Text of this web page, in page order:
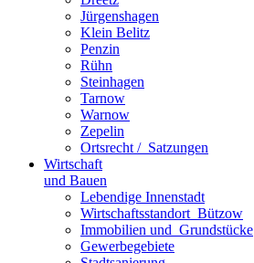
Jürgenshagen
Klein Belitz
Penzin
Rühn
Steinhagen
Tarnow
Warnow
Zepelin
Ortsrecht / ­ Satzungen
Wirtschaft
und Bauen
Lebendige Innenstadt
Wirtschaftsstand­ort ­ Bützow
Immobilien und ­ Grundstücke
Gewerbegebiete